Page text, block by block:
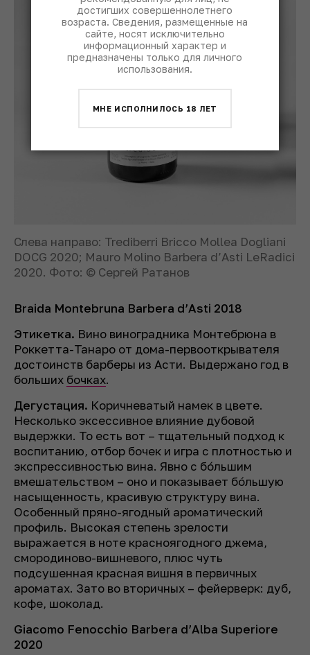
Слева направо: Trediberri Bricco Mollea Dogliani
DOCG 2020; Mauro Molino Barbera d’Asti LeRadici
2020. Фото: © Сергей Ратанов
Braida Montebruna Barbera d’Asti 2018
Этикетка. Вино виноградника Монтебрюна в
Роккетта-Танаро от дома-первооткрывателя
достоинств барберы из Асти. Выдержано год в
больших бочках.
Дегустация. Коричневатый намек в цвете.
Несколько эксессивное влияние дубовой
выдержки. То есть вот – тщательный подход к
воспитанию, отбор бочек и игра с плотностью и
экспрессивностью вина. Явно с бóльшим
вмешательством – оно и показывает бóльшую
насыщенность, красивую структуру вина.
Особенный пряно-ягодный ароматический
профиль. Высокая степень зрелости
выражается в ноте красноягодного джема,
смородиново-вишневого, плюс чуть
подсушенная красная вишня в первичных
ароматах. Зато во вторичных – фейерверк: дуб,
кофе, шоколад.
Giacomo Fenocchio Barbera d’Alba Superiore
2020
достигших совершеннолетнего
возраста. Сведения, размещенные на
сайте, носят исключительно
информационный характер и
предназначены только для личного
использования.
МНЕ ИСПОЛНИЛОСЬ 18 ЛЕТ